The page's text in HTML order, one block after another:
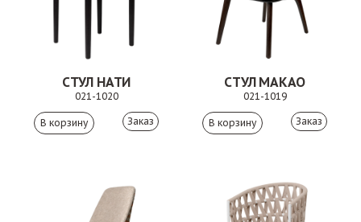
СТУЛ НАТИ
021-1020
Заказ
СТУЛ МАКАО
021-1019
Заказ